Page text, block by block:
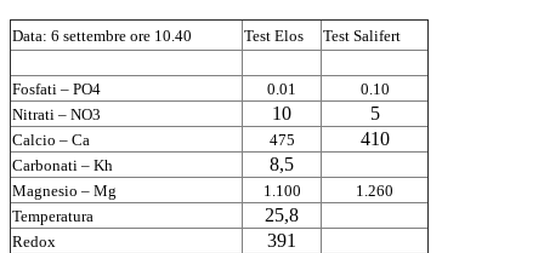
Data: 6 settembre ore 10.40 Test Elos Test Salifert
Fosfati – PO4 0.01
0.10
Nitrati – NO3
10 5
Calcio – Ca 475 410
Carbonati – Kh 8,5
Magnesio – Mg 1.100
1.260
Temperatura
25,8
Redox 391